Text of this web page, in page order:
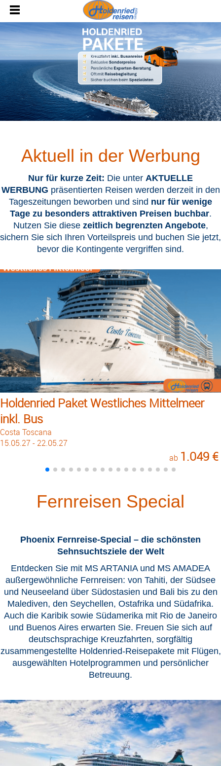
Aktuell in der Werbung
Nur für kurze Zeit: Die unter AKTUELLE
WERBUNG präsentierten Reisen werden derzeit in den
Tageszeitungen beworben und sind nur für wenige
Tage zu besonders attraktiven Preisen buchbar.
Nutzen Sie diese zeitlich begrenzten Angebote,
sichern Sie sich Ihren Vorteilspreis und buchen Sie jetzt,
bevor die Kontingente vergriffen sind.
Holdenried Paket Westliches Mittelmeer
inkl. Bus
Costa Toscana
15.05.27 - 22.05.27
ab 1.049 €
Fernreisen Special
Phoenix Fernreise-Special – die schönsten
Sehnsuchtsziele der Welt
Entdecken Sie mit MS ARTANIA und MS AMADEA
außergewöhnliche Fernreisen: von Tahiti, der Südsee
und Neuseeland über Südostasien und Bali bis zu den
Malediven, den Seychellen, Ostafrika und Südafrika.
Auch die Karibik sowie Südamerika mit Rio de Janeiro
und Buenos Aires erwarten Sie. Freuen Sie sich auf
deutschsprachige Kreuzfahrten, sorgfältig
zusammengestellte Holdenried-Reisepakete mit Flügen,
ausgewählten Hotelprogrammen und persönlicher
Betreuung.